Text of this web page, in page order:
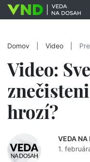
Domov Video
Video:
hrozí?
VEDA NA
1.